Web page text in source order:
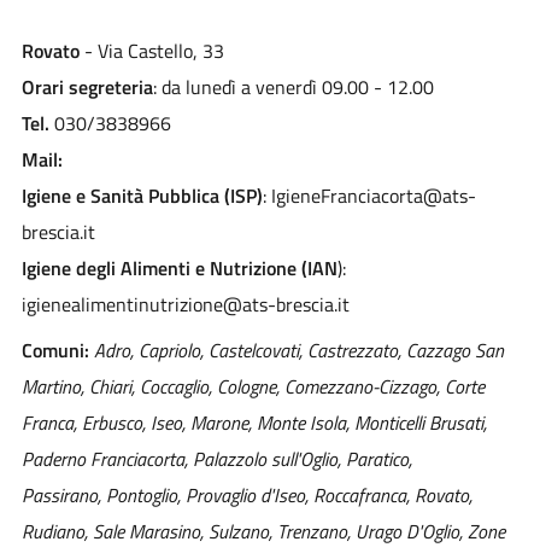
Rovato- Via Castello, 33
Orari segreteria: da lunedì a venerdì 09.00 - 12.00
Tel. 030/3838966
Mail:
Igiene e Sanità Pubblica (ISP): IgieneFranciacorta@ats-
brescia.it
Igiene degli Alimenti e Nutrizione (IAN):
igienealimentinutrizione@ats-brescia.it
Comuni: Adro, Capriolo, Castelcovati, Castrezzato, Cazzago San
Martino, Chiari, Coccaglio, Cologne, Comezzano-Cizzago, Corte
Franca, Erbusco, Iseo, Marone, Monte Isola, Monticelli Brusati,
Paderno Franciacorta, Palazzolo sull'Oglio, Paratico,
Passirano, Pontoglio, Provaglio d'Iseo, Roccafranca, Rovato,
Rudiano, Sale Marasino, Sulzano, Trenzano, Urago D'Oglio, Zone